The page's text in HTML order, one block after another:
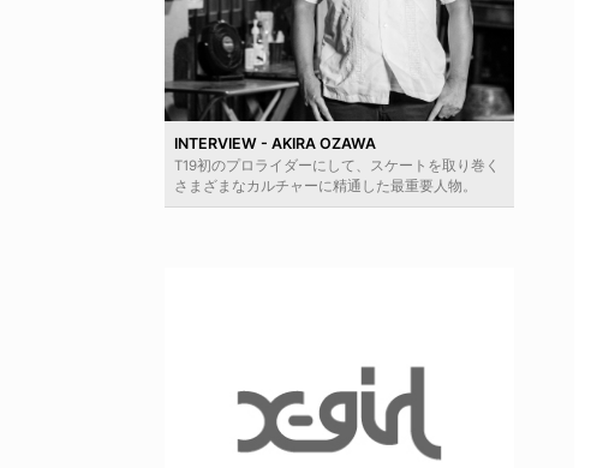
INTERVIEW - AKIRA OZAWA
T19初のプロライダーにして、スケートを取り巻く
さまざまなカルチャーに精通した最重要人物。